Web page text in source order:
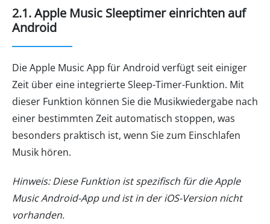
2.1. Apple Music Sleeptimer einrichten auf
Android
Die Apple Music App für Android verfügt seit einiger
Zeit über eine integrierte Sleep-Timer-Funktion. Mit
dieser Funktion können Sie die Musikwiedergabe nach
einer bestimmten Zeit automatisch stoppen, was
besonders praktisch ist, wenn Sie zum Einschlafen
Musik hören.
Hinweis: Diese Funktion ist spezifisch für die Apple
Music Android-App und ist in der iOS-Version nicht
vorhanden.